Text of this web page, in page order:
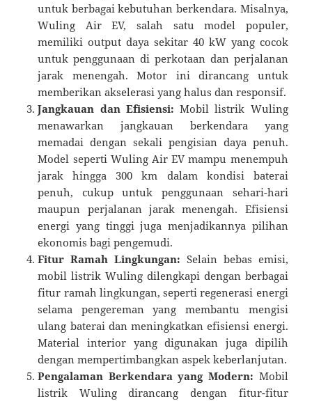
untuk berbagai kebutuhan berkendara. Misalnya,
Wuling Air EV, salah satu model populer,
memiliki output daya sekitar 40 kW yang cocok
untuk penggunaan di perkotaan dan perjalanan
jarak menengah. Motor ini dirancang untuk
memberikan akselerasi yang halus dan responsif.
Jangkauan dan Efisiensi: Mobil listrik Wuling
menawarkan jangkauan berkendara yang
memadai dengan sekali pengisian daya penuh.
Model seperti Wuling Air EV mampu menempuh
jarak hingga 300 km dalam kondisi baterai
penuh, cukup untuk penggunaan sehari-hari
maupun perjalanan jarak menengah. Efisiensi
energi yang tinggi juga menjadikannya pilihan
ekonomis bagi pengemudi.
Fitur Ramah Lingkungan: Selain bebas emisi,
mobil listrik Wuling dilengkapi dengan berbagai
fitur ramah lingkungan, seperti regenerasi energi
selama pengereman yang membantu mengisi
ulang baterai dan meningkatkan efisiensi energi.
Material interior yang digunakan juga dipilih
dengan mempertimbangkan aspek keberlanjutan.
Pengalaman Berkendara yang Modern: Mobil
listrik Wuling dirancang dengan fitur-fitur